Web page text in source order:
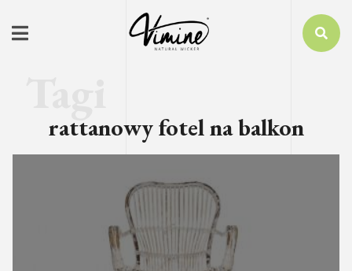
rattanowy fotel na balkon